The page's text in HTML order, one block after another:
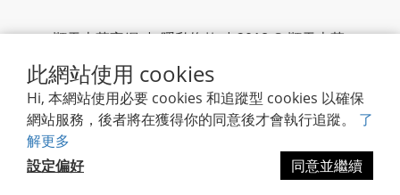
此網站使用 cookies
Hi, 本網站使用必要 cookies 和追蹤型 cookies 以確保
網站服務，後者將在獲得你的同意後才會執行追蹤。 了
解更多
設定偏好
同意並繼續
順天本草官網|隱私條款| 2018 © 順天本草
順天堂集團